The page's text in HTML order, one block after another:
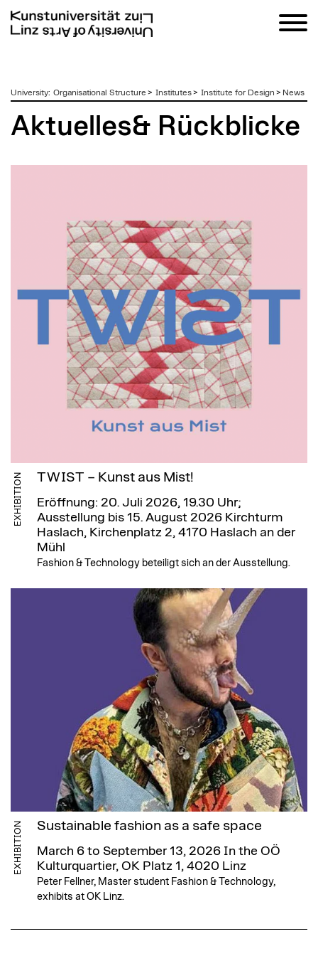
zumUniversity: Organisational Structure > Institutes> Institute for Design > News
Aktuelles& Rückblicke
EXHIBITION TWIST – Kunst aus Mist!
Eröffnung: 20. Juli 2026, 19.30 Uhr;
Ausstellung bis 15. August 2026 Kirchturm
Haslach, Kirchenplatz 2, 4170 Haslach an der
Mühl
Fashion & Technology beteiligt sich an der Ausstellung.
EXHIBITION Sustainable fashion as a safe space
March 6 to September 13, 2026 In the OÖ
Kulturquartier, OK Platz 1, 4020 Linz
Peter Fellner, Master student Fashion & Technology,
exhibits at OK Linz.